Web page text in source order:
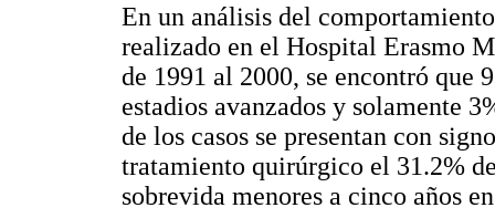
En un análisis del
realizado en el Hospital Erasmo
de 1991 al 2000, se encontró que
estadios avanzados y solamente
de los casos se presentan con
tratamiento quirúrgico el 31.2%
sobrevida menores a cinco años